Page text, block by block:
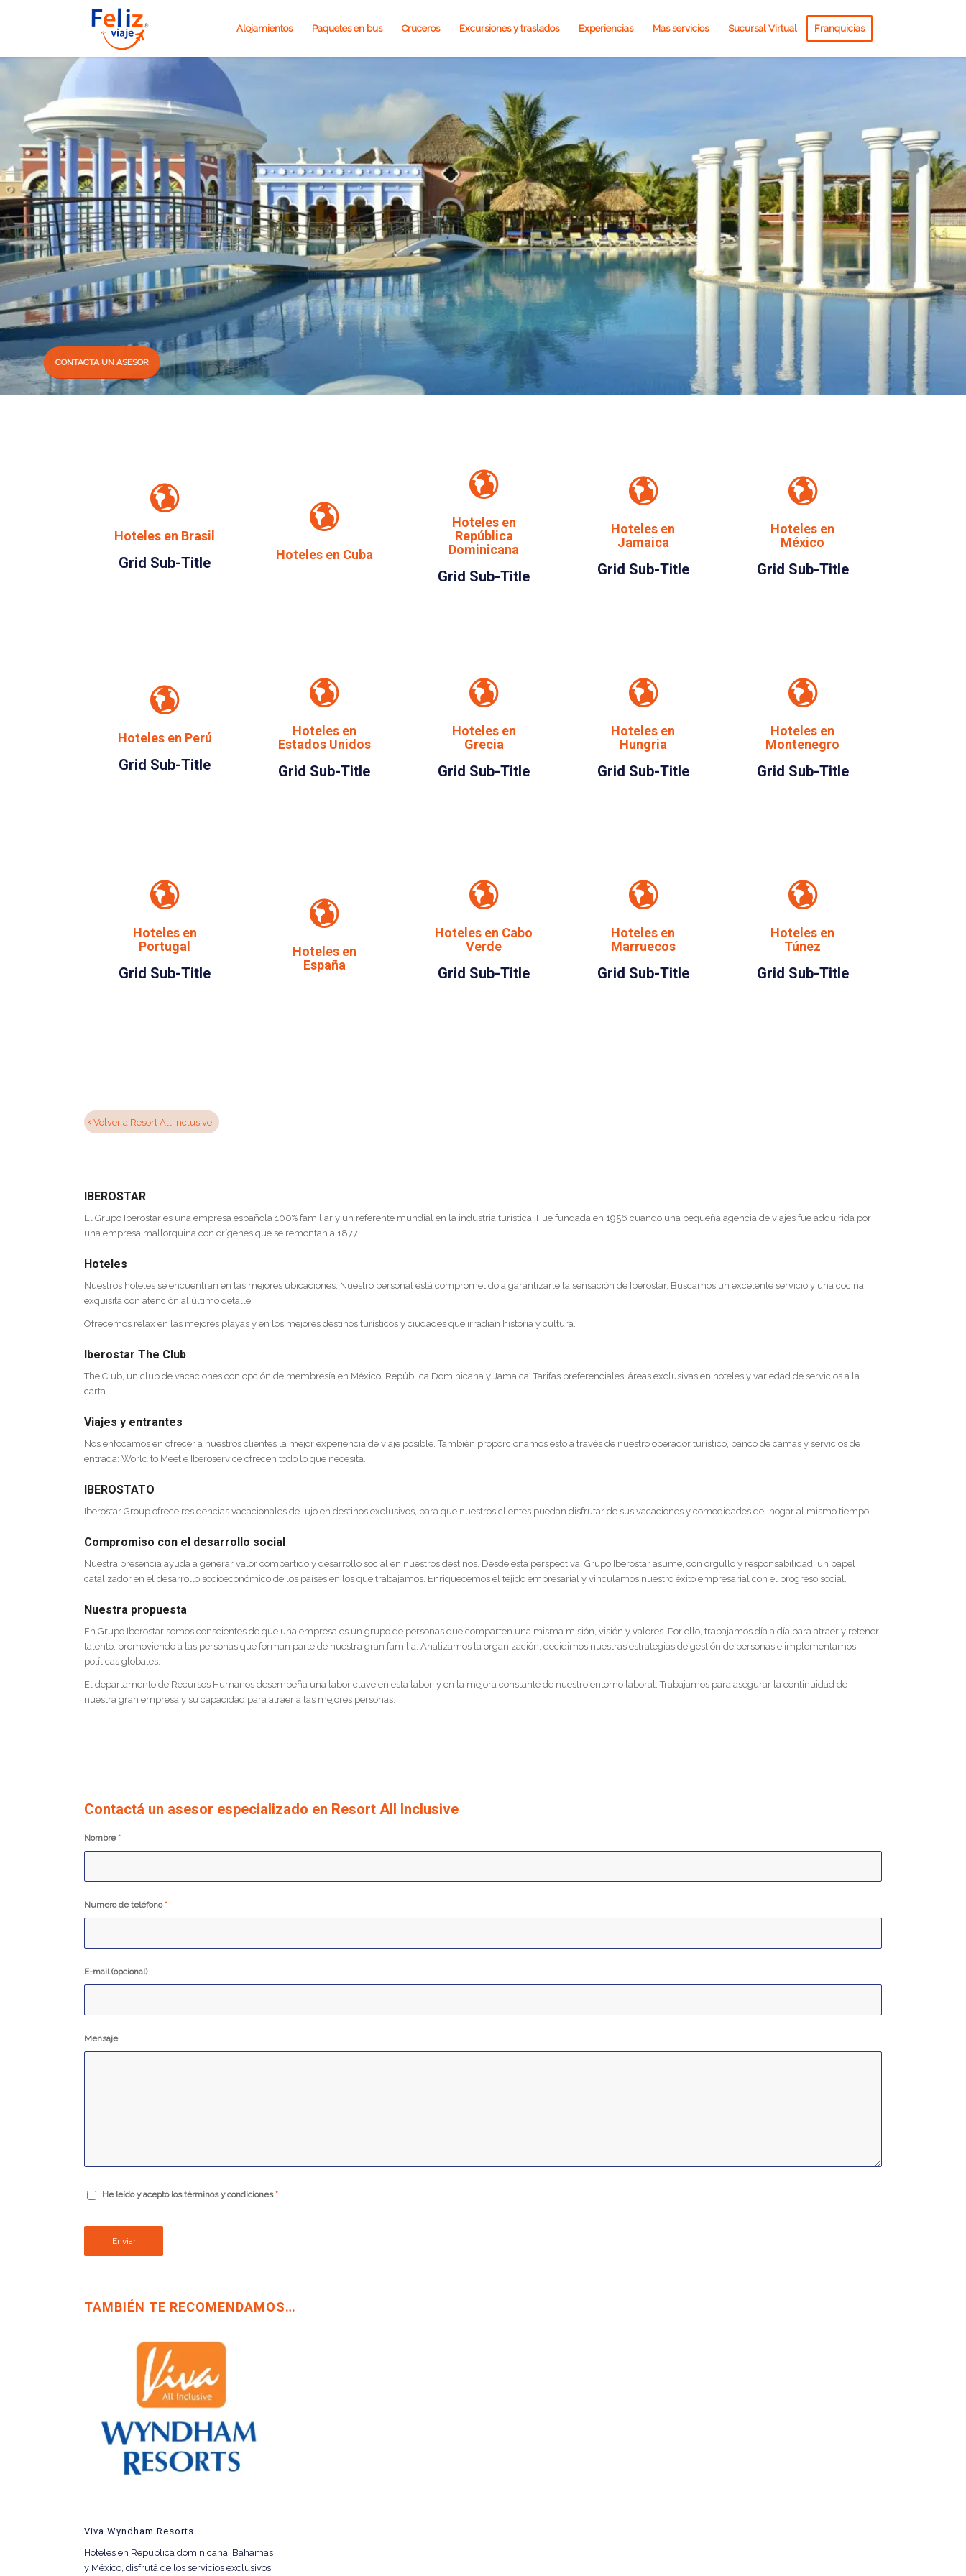
Alojamientos Paquetes en bus Cruceros Excursiones y traslados Experiencias Mas servicios Sucursal Virtual Franquicias
CONTACTA UN ASESOR
Hoteles en Brasil
Grid Sub-Title Hoteles en Cuba
Hoteles en
República
Dominicana
Grid Sub-Title
Hoteles en
Jamaica
Grid Sub-Title
Hoteles en
México
Grid Sub-Title
Hoteles en Perú
Grid Sub-Title
Hoteles en
Estados Unidos
Grid Sub-Title
Hoteles en
Grecia
Grid Sub-Title
Hoteles en
Hungria
Grid Sub-Title
Hoteles en
Montenegro
Grid Sub-Title
Hoteles en
Portugal
Grid Sub-Title
Hoteles en
España
Hoteles en Cabo
Verde
Grid Sub-Title
Hoteles en
Marruecos
Grid Sub-Title
Hoteles en
Túnez
Grid Sub-Title
Volver a Resort All Inclusive
IBEROSTAR
El Grupo Iberostar es una empresa española 100% familiar y un referente mundial en la industria turística. Fue fundada en 1956 cuando una pequeña agencia de viajes fue adquirida por
una empresa mallorquina con orígenes que se remontan a 1877.
Hoteles
Nuestros hoteles se encuentran en las mejores ubicaciones. Nuestro personal está comprometido a garantizarle la sensación de Iberostar. Buscamos un excelente servicio y una cocina
exquisita con atención al último detalle.
Ofrecemos relax en las mejores playas y en los mejores destinos turísticos y ciudades que irradian historia y cultura.
Iberostar The Club
The Club, un club de vacaciones con opción de membresía en México, República Dominicana y Jamaica. Tarifas preferenciales, áreas exclusivas en hoteles y variedad de servicios a la
carta.
Viajes y entrantes
Nos enfocamos en ofrecer a nuestros clientes la mejor experiencia de viaje posible. También proporcionamos esto a través de nuestro operador turístico, banco de camas y servicios de
entrada: World to Meet e Iberoservice ofrecen todo lo que necesita.
IBEROSTATO
Iberostar Group ofrece residencias vacacionales de lujo en destinos exclusivos, para que nuestros clientes puedan disfrutar de sus vacaciones y comodidades del hogar al mismo tiempo.
Compromiso con el desarrollo social
Nuestra presencia ayuda a generar valor compartido y desarrollo social en nuestros destinos. Desde esta perspectiva, Grupo Iberostar asume, con orgullo y responsabilidad, un papel
catalizador en el desarrollo socioeconómico de los países en los que trabajamos. Enriquecemos el tejido empresarial y vinculamos nuestro éxito empresarial con el progreso social.
Nuestra propuesta
En Grupo Iberostar somos conscientes de que una empresa es un grupo de personas que comparten una misma misión, visión y valores. Por ello, trabajamos día a día para atraer y retener
talento, promoviendo a las personas que forman parte de nuestra gran familia. Analizamos la organización, decidimos nuestras estrategias de gestión de personas e implementamos
políticas globales.
El departamento de Recursos Humanos desempeña una labor clave en esta labor, y en la mejora constante de nuestro entorno laboral. Trabajamos para asegurar la continuidad de
nuestra gran empresa y su capacidad para atraer a las mejores personas.
Contactá un asesor especializado en Resort All Inclusive
Nombre*
Numero de teléfono*
E-mail (opcional)
Mensaje
He leído y acepto los términos y condiciones*
TAMBIÉN TE RECOMENDAMOS…
Viva Wyndham Resorts
Hoteles en Republica dominicana, Bahamas
y México, disfrutá de los servicios exclusivos